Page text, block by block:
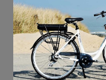
januari 2026
december 2025
november 2025
oktober 2025
augustus 2025